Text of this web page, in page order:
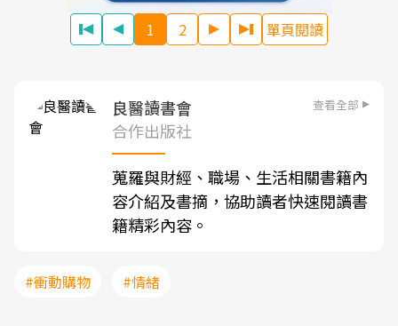
1 2 單頁閱讀
良醫讀書會 查看全部
合作出版社
蒐羅與財經、職場、生活相關書籍內
容介紹及書摘，協助讀者快速閱讀書
籍精彩內容。
#衝動購物 #情緒